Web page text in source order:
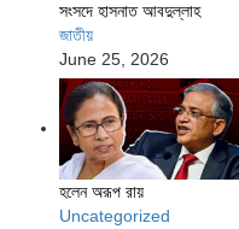
সংসদে হাসনাত আবদুল্লাহ
জাতীয়
June 25, 2026
হলেন অরূপ রায়
Uncategorized